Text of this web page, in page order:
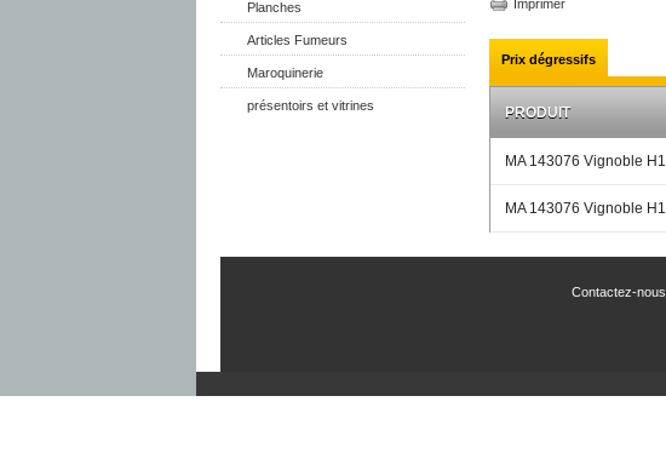
Planches
Articles Fumeurs
Maroquinerie
présentoirs et vitrines
Imprimer
Prix dégressifs
PRODUIT
MA 143076 Vignoble H1
MA 143076 Vignoble H1
Contactez-nous